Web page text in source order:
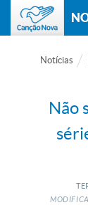
Notícias
Não